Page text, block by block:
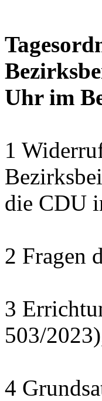
Uhr im
1
die CDU
2 Fragen
3
503/
4